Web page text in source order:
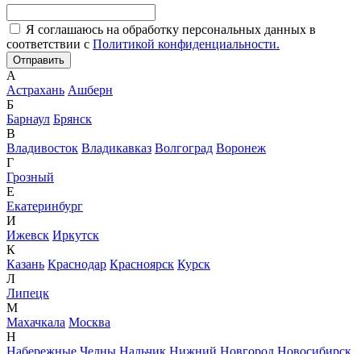
Я соглашаюсь на обработку персональных данных в
соответствии с Политикой конфиденциальности.
А
Астрахань Ашберн
Б
Барнаул Брянск
В
Владивосток Владикавказ Волгоград Воронеж
Г
Грозный
Е
Екатеринбург
И
Ижевск Иркутск
К
Казань Краснодар Красноярск Курск
Л
Липецк
М
Махачкала Москва
Н